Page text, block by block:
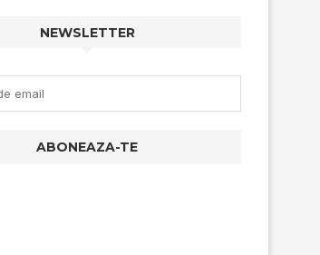
NEWSLETTER